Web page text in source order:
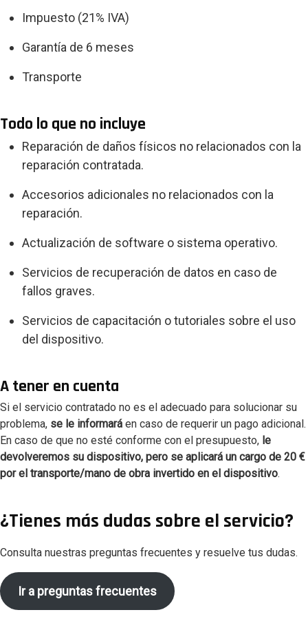
Impuesto (21% IVA)
Garantía de 6 meses
Transporte
Todo lo que no incluye
Reparación de daños físicos no relacionados con la
reparación contratada.
Accesorios adicionales no relacionados con la
reparación.
Actualización de software o sistema operativo.
Servicios de recuperación de datos en caso de
fallos graves.
Servicios de capacitación o tutoriales sobre el uso
del dispositivo.
A tener en cuenta
Si el servicio contratado no es el adecuado para solucionar su
problema, se le informará en caso de requerir un pago adicional.
En caso de que no esté conforme con el presupuesto, le
devolveremos su dispositivo, pero se aplicará un cargo de 20 €
por el transporte/mano de obra invertido en el dispositivo.
¿Tienes más dudas sobre el servicio?
Consulta nuestras preguntas frecuentes y resuelve tus dudas.
Ir a preguntas frecuentes